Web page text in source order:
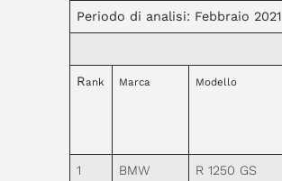
Periodo di analisi: Febbraio 2021
Rank Marca Modello
1 BMW R 1250 GS